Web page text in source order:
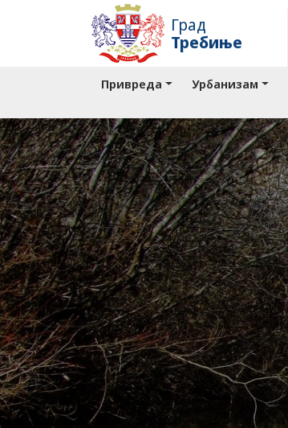
Град
Требиње
Привреда Урбанизам